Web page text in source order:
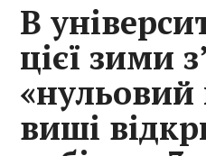
В
цієї зими
«нульовий
виші